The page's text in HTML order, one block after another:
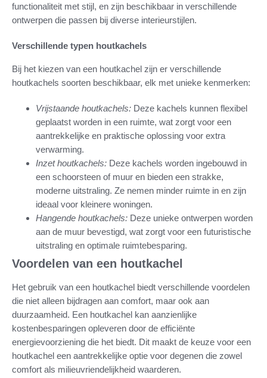
functionaliteit met stijl, en zijn beschikbaar in verschillende
ontwerpen die passen bij diverse interieurstijlen.
Verschillende typen houtkachels
Bij het kiezen van een houtkachel zijn er verschillende
houtkachels soorten beschikbaar, elk met unieke kenmerken:
Vrijstaande houtkachels: Deze kachels kunnen flexibel
geplaatst worden in een ruimte, wat zorgt voor een
aantrekkelijke en praktische oplossing voor extra
verwarming.
Inzet houtkachels: Deze kachels worden ingebouwd in
een schoorsteen of muur en bieden een strakke,
moderne uitstraling. Ze nemen minder ruimte in en zijn
ideaal voor kleinere woningen.
Hangende houtkachels: Deze unieke ontwerpen worden
aan de muur bevestigd, wat zorgt voor een futuristische
uitstraling en optimale ruimtebesparing.
Voordelen van een houtkachel
Het gebruik van een houtkachel biedt verschillende voordelen
die niet alleen bijdragen aan comfort, maar ook aan
duurzaamheid. Een houtkachel kan aanzienlijke
kostenbesparingen opleveren door de efficiënte
energievoorziening die het biedt. Dit maakt de keuze voor een
houtkachel een aantrekkelijke optie voor degenen die zowel
comfort als milieuvriendelijkheid waarderen.